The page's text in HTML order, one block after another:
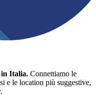
Italia. Connettiamo le
e le location più suggestive,